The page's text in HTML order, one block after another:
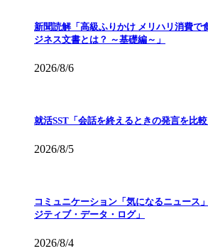
新聞読解「高級ふりかけ メリハリ消費で
ジネス文書とは？ ～基礎編～」
2026/8/6
就活SST「会話を終えるときの発言を比較
2026/8/5
コミュニケーション「気になるニュース
ジティブ・データ・ログ」
2026/8/4